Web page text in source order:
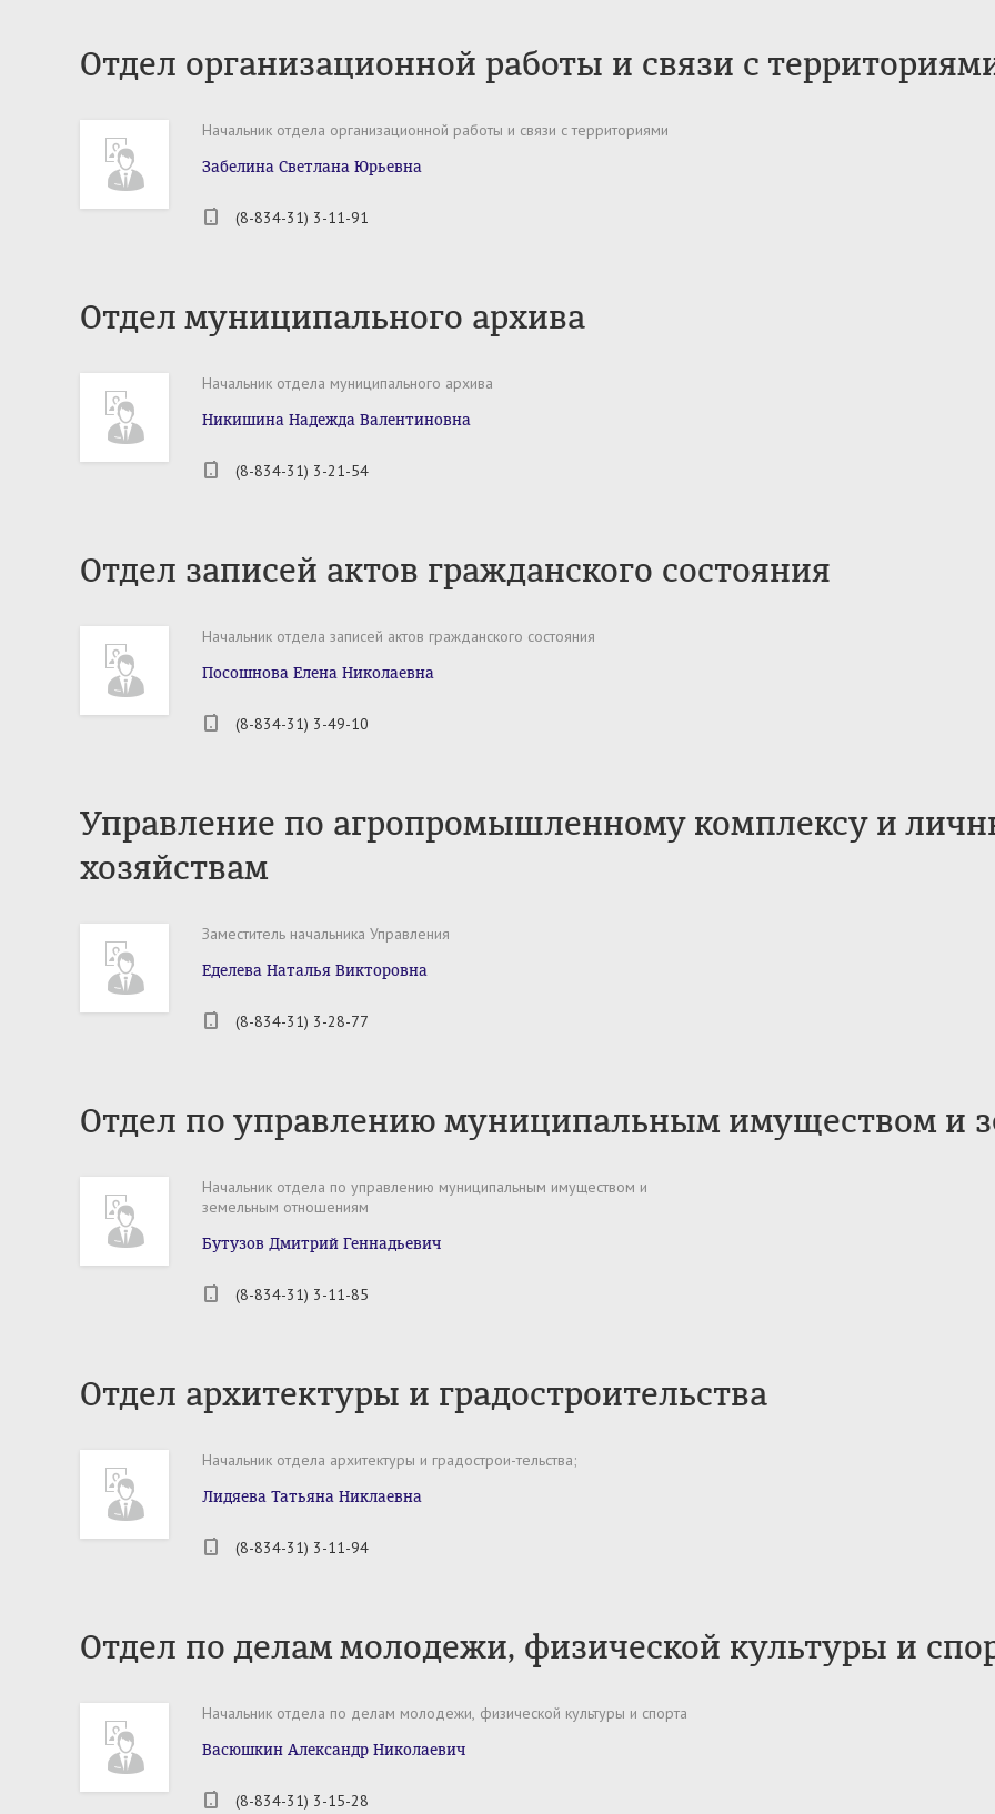
Отдел организационной работы и связи с
Начальник отдела организационной работы и связи с территориями
Забелина Светлана Юрьевна
(8-834-31) 3-11-91
Отдел муниципального архива
Начальник отдела муниципального архива
Никишина Надежда Валентиновна
(8-834-31) 3-21-54
Отдел записей актов гражданского состояния
Начальник отдела записей актов гражданского состояния
Посошнова Елена Николаевна
(8-834-31) 3-49-10
Управление по агропромышленному комплексу и
хозяйствам
Заместитель начальника Управления
Еделева Наталья Викторовна
(8-834-31) 3-28-77
Отдел по управлению муниципальным имуществом и
Начальник отдела по управлению муниципальным имуществом и
земельным отношениям
Бутузов Дмитрий Геннадьевич
(8-834-31) 3-11-85
Отдел архитектуры и градостроительства
Начальник отдела архитектуры и градострои-тельства;
Лидяева Татьяна Никлаевна
(8-834-31) 3-11-94
Отдел по делам молодежи, физической культуры и
Начальник отдела по делам молодежи, физической культуры и спорта
Васюшкин Александр Николаевич
(8-834-31) 3-15-28